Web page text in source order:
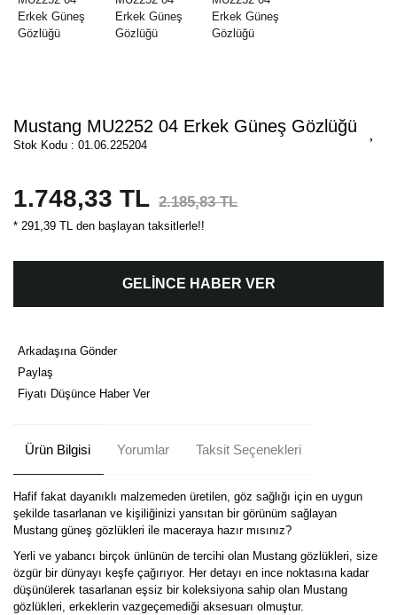
Mustang MU2252 04 Erkek Güneş Gözlüğü
Stok Kodu : 01.06.225204
1.748,33 TL 2.185,83 TL
* 291,39 TL den başlayan taksitlerle!!
GELİNCE HABER VER
Arkadaşına Gönder
Paylaş
Fiyatı Düşünce Haber Ver
Ürün Bilgisi Yorumlar Taksit Seçenekleri
Hafif fakat dayanıklı malzemeden üretilen, göz sağlığı için en uygun
şekilde tasarlanan ve kişiliğinizi yansıtan bir görünüm sağlayan
Mustang güneş gözlükleri ile maceraya hazır mısınız?
Yerli ve yabancı birçok ünlünün de tercihi olan Mustang gözlükleri, size
özgür bir dünyayı keşfe çağırıyor. Her detayı en ince noktasına kadar
düşünülerek tasarlanan eşsiz bir koleksiyona sahip olan Mustang
gözlükleri, erkeklerin vazgeçemediği aksesuarı olmuştur.